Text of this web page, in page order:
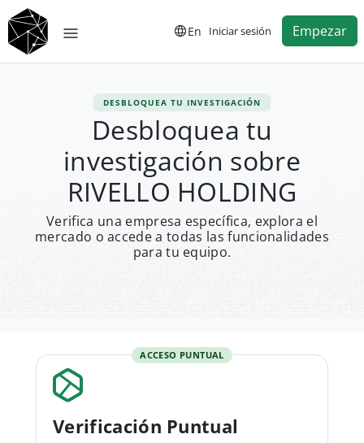
En Iniciar sesión Empezar
DESBLOQUEA TU INVESTIGACIÓN
Desbloquea tu
investigación sobre
RIVELLO HOLDING
Verifica una empresa específica, explora el
mercado o accede a todas las funcionalidades
para tu equipo.
ACCESO PUNTUAL
Verificación Puntual